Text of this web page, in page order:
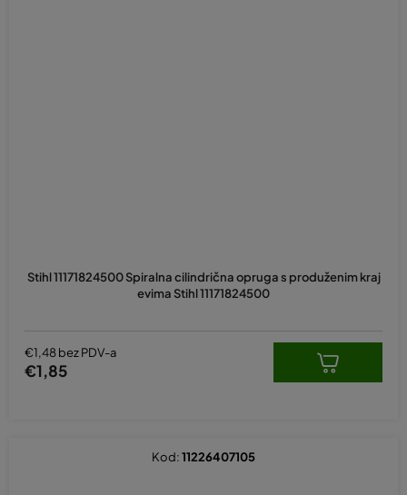
Stihl 11171824500 Spiralna cilindrična opruga s produženim kraj
evima Stihl 11171824500
€1,48 bez PDV-a
€1,85
Kod:11226407105